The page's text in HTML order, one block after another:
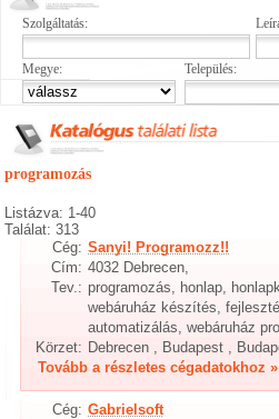
Szolgáltatás:
Megye: Település:
programozás
Listázva: 1-40
Találat: 313
Cég: Sanyi! Programozz!!
Cím: 4032 Debrecen,
Tev.: programozás, honlap,
webáruház készítés,
automatizálás, webáruház
Körzet: Debrecen , Budapest ,
Tovább a részletes cégadatokhoz »
Cég: Gabrielsoft